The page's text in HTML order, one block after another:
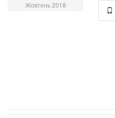
Жовтень 2018